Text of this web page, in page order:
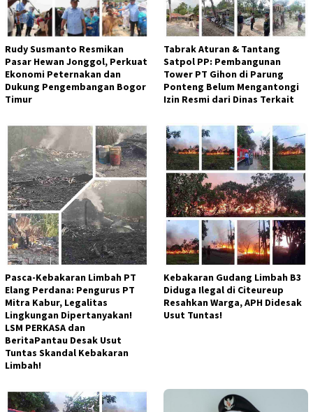
Rudy Susmanto Resmikan
Pasar Hewan Jonggol, Perkuat
Ekonomi Peternakan dan
Dukung Pengembangan Bogor
Timur
Tabrak Aturan & Tantang
Satpol PP: Pembangunan
Tower PT Gihon di Parung
Ponteng Belum Mengantongi
Izin Resmi dari Dinas Terkait
Pasca-Kebakaran Limbah PT
Elang Perdana: Pengurus PT
Mitra Kabur, Legalitas
Lingkungan Dipertanyakan!
LSM PERKASA dan
BeritaPantau Desak Usut
Tuntas Skandal Kebakaran
Limbah!
Kebakaran Gudang Limbah B3
Diduga Ilegal di Citeureup
Resahkan Warga, APH Didesak
Usut Tuntas!